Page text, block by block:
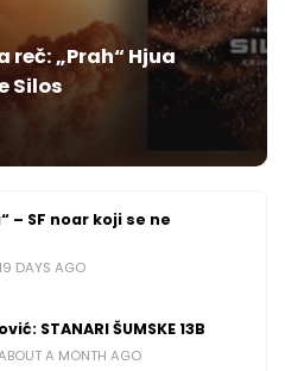
„Prah“ Hjua
Silos
– SF noar koji se ne
19 DAYS AGO
STANARI ŠUMSKE 13B
A MONTH AGO